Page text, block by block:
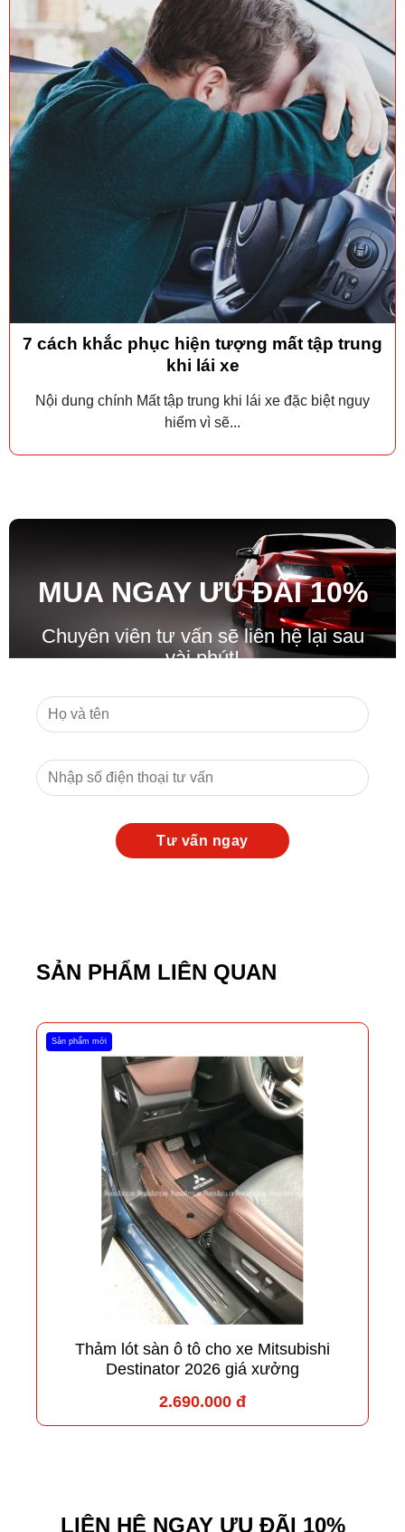
7 cách khắc phục hiện tượng mất tập trung
khi lái xe
Nội dung chính Mất tập trung khi lái xe đặc biệt nguy
hiểm vì sẽ...
MUA NGAY ƯU ĐÃI10%
Chuyên viên tư vấn sẽ liên hệ lại sau
vài phút!
SẢN PHẨM LIÊN QUAN
Sản phẩm mới
Thảm lót sàn ô tô cho xe Mitsubishi
Destinator 2026 giá xưởng
2.690.000 đ
LIÊN HỆ NGAY ƯU ĐÃI 10%